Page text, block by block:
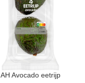
AH Avocado eetrijp